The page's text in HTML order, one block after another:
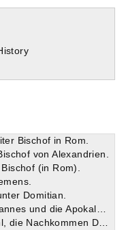
der Apostel.
Juden.
Christi.
Kriege.
Bischof in Rom.
von Alexandrien.
(in Rom).
Domitian.
18. Kap. Der Apostel Johannes und die Apokalypse.
19. Kap. Domitians Befehl, die Nachkommen Davids zu ermorden.